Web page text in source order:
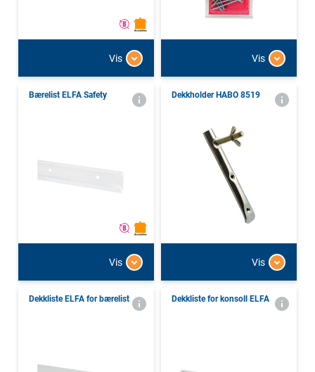
Vis Vis
Bærelist ELFA Safety
Vis
Dekkholder HABO 8519
Vis
Dekkliste ELFA for bærelist Dekkliste for konsoll ELFA